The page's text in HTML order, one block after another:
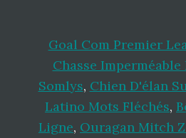
Goal Com Premier
Chasse Imperméable
Somlys, Chien D'élan
Latino Mots Fléchés,
Ligne, Ouragan Mitch